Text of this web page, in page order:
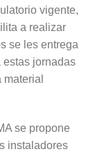
vigente,
a realizar
se les entrega
estas jornadas
se propone
instaladores